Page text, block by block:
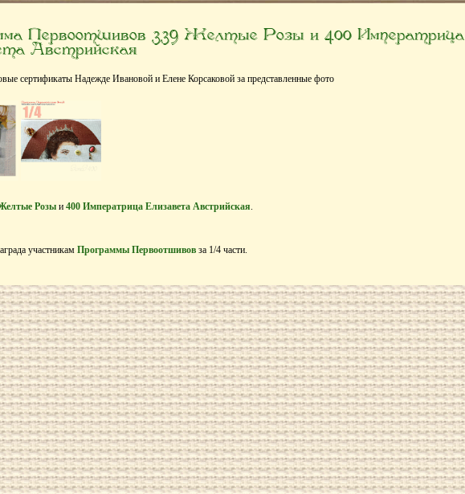
Первоотшивов 339 Желтые Розы и 400 Императрица
Австрийская
сертификаты Надежде Ивановой и Елене Корсаковой за представленные фото
Розы и 400 Императрица Елизавета Австрийская.
участникам Программы Первоотшивов за 1/4 части.